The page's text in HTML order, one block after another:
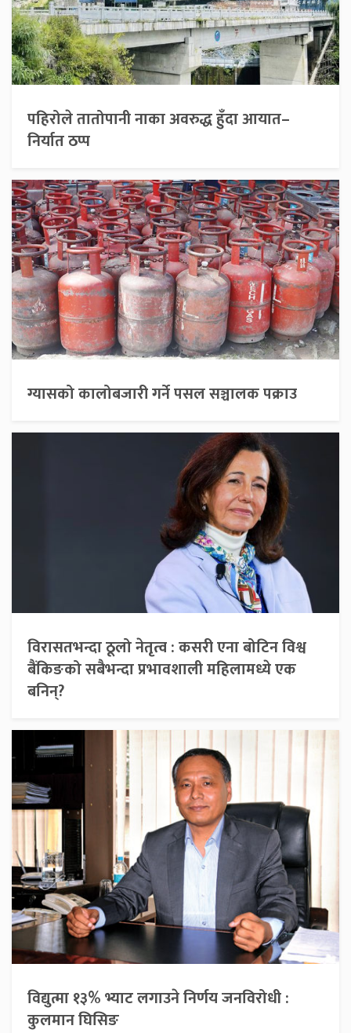
पहिरोले तातोपानी नाका अवरुद्ध हुँदा आयात–
निर्यात ठप्प
ग्यासको कालोबजारी गर्ने पसल सञ्चालक पक्राउ
विरासतभन्दा ठूलो नेतृत्व : कसरी एना बोटिन विश्व
बैंकिङको सबैभन्दा प्रभावशाली महिलामध्ये एक
बनिन्?
विद्युत्मा १३% भ्याट लगाउने निर्णय जनविरोधी :
कुलमान घिसिङ